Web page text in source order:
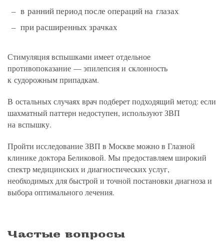
в ранний период после операций на глазах
при расширенных зрачках
Стимуляция вспышками имеет отдельное
противопоказание — эпилепсия и склонность
к судорожным припадкам.
В остальных случаях врач подберет подходящий метод: если
шахматный паттерн недоступен, используют ЗВП
на вспышку.
Пройти исследование ЗВП в Москве можно в Глазной
клинике доктора Беликовой. Мы предоставляем широкий
спектр медицинских и диагностических услуг,
необходимых для быстрой и точной постановки диагноза и
выбора оптимального лечения.
Частые вопросы